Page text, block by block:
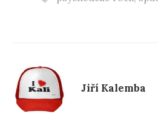
e
o
k Jiří Kalemba